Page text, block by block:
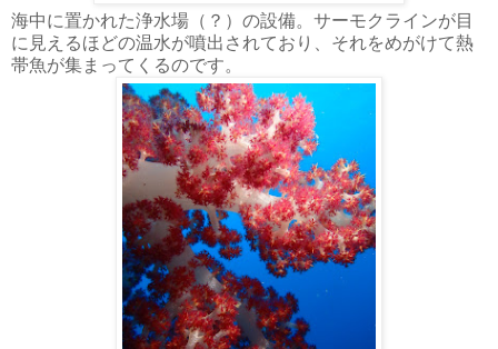
海中に置かれた浄水場（？）の設備。サーモクラインが目
に見えるほどの温水が噴出されており、それをめがけて熱
帯魚が集まってくるのです。